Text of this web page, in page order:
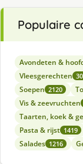
Populaire
Avondeten &
Vleesgerechten
Soepen 2120
Vis & zeevruchten
Taarten, koek &
Pasta & rijst 1419
Salades 1216